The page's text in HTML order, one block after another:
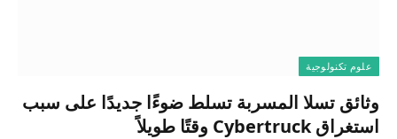
علوم تكنولوجية
وثائق تسلا المسربة تسلط ضوءًا جديدًا على سبب
استغراق Cybertruck وقتًا طويلاً